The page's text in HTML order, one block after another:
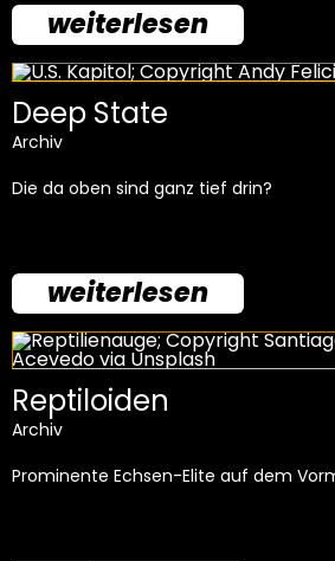
weiterlesen
Deep State
Archiv
Die da oben sind ganz tief drin?
weiterlesen
Reptiloiden
Archiv
Prominente Echsen-Elite auf dem